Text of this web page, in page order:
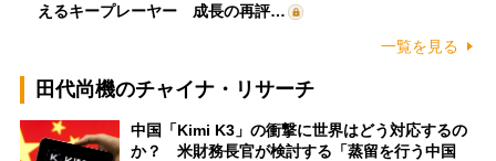
えるキープレーヤー 成長の再評…
一覧を見る
田代尚機のチャイナ・リサーチ
中国「Kimi K3」の衝撃に世界はどう対応するの
か？ 米財務長官が検討する「蒸留を行う中国